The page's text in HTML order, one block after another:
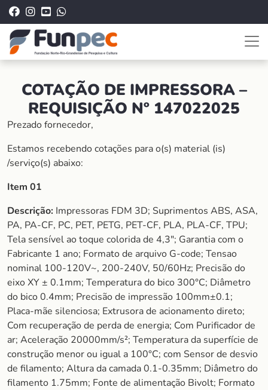
COTAÇÃO DE IMPRESSORA –
REQUISIÇÃO Nº 147022025
Prezado fornecedor,
Estamos recebendo cotações para o(s) material (is)
/serviço(s) abaixo:
Item 01
Descrição: Impressoras FDM 3D; Suprimentos ABS, ASA,
PA, PA-CF, PC, PET, PETG, PET-CF, PLA, PLA-CF, TPU;
Tela sensível ao toque colorida de 4,3″; Garantia com o
Fabricante 1 ano; Formato de arquivo G-code; Tensao
nominal 100-120V~, 200-240V, 50/60Hz; Precisão do
eixo XY ± 0.1mm; Temperatura do bico 300°C; Diâmetro
do bico 0.4mm; Precisão de impressão 100mm±0.1;
Placa-mãe silenciosa; Extrusora de acionamento direto;
Com recuperação de perda de energia; Com Purificador de
ar; Aceleração 20000mm/s²; Temperatura da superfície de
construção menor ou igual a 100°C; com Sensor de desvio
de filamento; Altura da camada 0.1-0.35mm; Diâmetro do
filamento 1.75mm; Fonte de alimentação Bivolt; Formato